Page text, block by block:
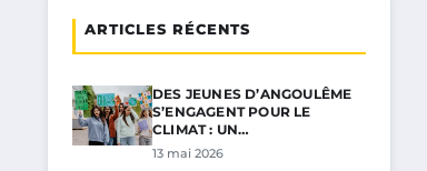
ARTICLES RÉCENTS
DES JEUNES D’ANGOULÊME
S’ENGAGENT POUR LE
CLIMAT : UN…
13 mai 2026